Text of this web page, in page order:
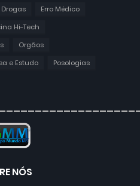
Drogas
Erro Médico
Hi-Tech
Orgãos
e Estudo
Posologias
NÓS